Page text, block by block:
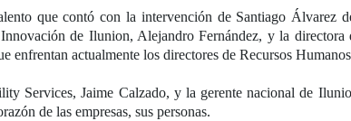
que contó con la intervención de Santiago Álvarez
de Ilunion, Alejandro Fernández, y la
actualmente los directores de Recursos
Services, Jaime Calzado, y la gerente nacional de
de las empresas, sus personas.